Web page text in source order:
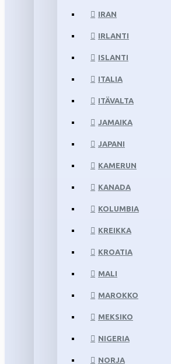
IRAN
IRLANTI
ISLANTI
ITALIA
ITÄVALTA
JAMAIKA
JAPANI
KAMERUN
KANADA
KOLUMBIA
KREIKKA
KROATIA
MALI
MAROKKO
MEKSIKO
NIGERIA
NORJA